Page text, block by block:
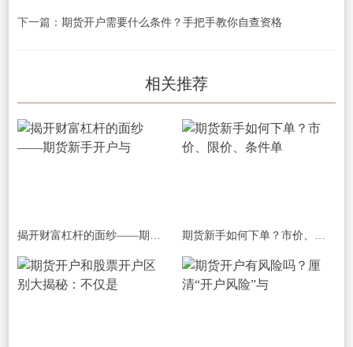
下一篇： 期货开户需要什么条件？手把手教你自查资格
相关推荐
揭开财富杠杆的面纱——期货新手开户与 期货新手如何下单？市价、限价、条件单